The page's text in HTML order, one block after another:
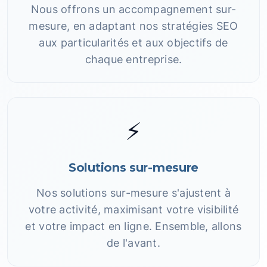
Nous offrons un accompagnement sur-
mesure, en adaptant nos stratégies SEO
aux particularités et aux objectifs de
chaque entreprise.
⚡
Solutions sur-mesure
Nos solutions sur-mesure s'ajustent à
votre activité, maximisant votre visibilité
et votre impact en ligne. Ensemble, allons
de l'avant.